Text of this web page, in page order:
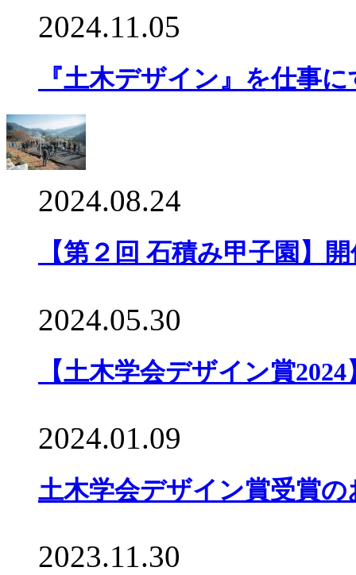
2024.11.05
『土木デザイン』を仕事
2024.08.24
【第２回 石積み甲子園】
2024.05.30
【土木学会デザイン賞
2024.01.09
土木学会デザイン賞受賞の
2023.11.30